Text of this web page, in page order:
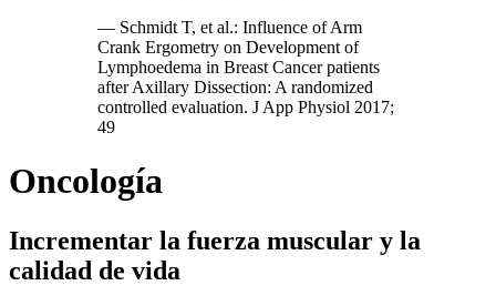
— Schmidt T, et al.: Influence of Arm
Crank Ergometry on Development of
Lymphoedema in Breast Cancer patients
after Axillary Dissection: A randomized
controlled evaluation. J App Physiol 2017;
49
Oncología
Incrementar la fuerza muscular y la
calidad de vida